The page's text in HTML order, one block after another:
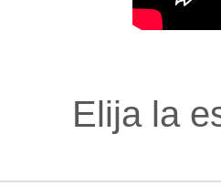
Elija la